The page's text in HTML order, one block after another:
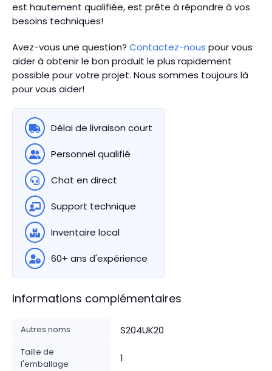
est hautement qualifiée, est prête à répondre à vos
besoins techniques!
Avez-vous une question? Contactez-nous pour vous
aider à obtenir le bon produit le plus rapidement
possible pour votre projet. Nous sommes toujours là
pour vous aider!
Délai de livraison court
Personnel qualifié
Chat en direct
Support technique
Inventaire local
60+ ans d'expérience
Informations complémentaires
Autres noms S204UK20
Taille de
l'emballage
1